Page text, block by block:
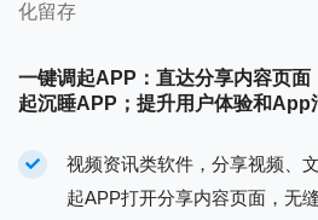
化留存
一键调起APP：直达分享内容页面
起沉睡APP；提升用户体验和App
视频资讯类软件，分享视频、
起APP打开分享内容页面，无